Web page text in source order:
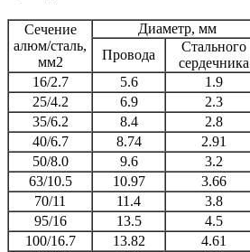
Сечение
алюм/сталь,
мм2
Диаметр, мм
Провода
Стального
сердечника
16/2.7
5.6 1.9
25/4.2
6.9 2.3
35/6.2
8.4 2.8
40/6.7
8.74 2.91
50/8.0
9.6 3.2
63/10.5
10.97 3.66
70/11
11.4 3.8
95/16
13.5 4.5
100/16.7
13.82 4.61